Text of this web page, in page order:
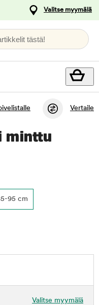
Valitse myymälä
tästä!
Vertaile
minttu
95 cm
Valitse myymälä